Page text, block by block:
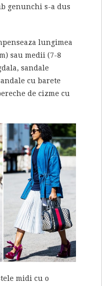
genunchi s-a dus
lungimea
sau medii (7-8
sandale
cu barete
de cizme cu
midi cu o